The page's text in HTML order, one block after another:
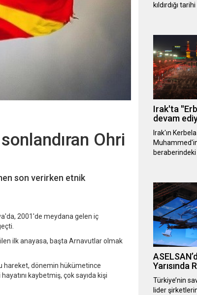
Ohri
son verirken etnik
2001'de meydana gelen iç
ilk anayasa, başta Arnavutlar olmak
hareket, dönemin hükümetince
kaybetmiş, çok sayıda kişi
kıldırdığı tarihi …
Irak'ta
devam
Irak'ın
beraberindeki
Yarısında
Türkiye’nin
lider